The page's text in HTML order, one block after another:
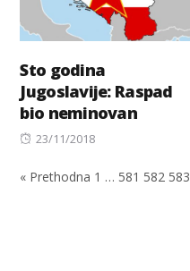
Sto godina
Jugoslavije: Raspad
bio neminovan
Posted
23/11/2018
« Prethodna 1 … 581 582 583